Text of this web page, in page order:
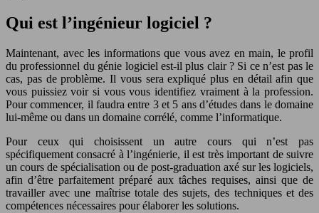
Qui est l’ingénieur logiciel ?
Maintenant, avec les informations que vous avez en main, le profil
du professionnel du génie logiciel est-il plus clair ? Si ce n’est pas le
cas, pas de problème. Il vous sera expliqué plus en détail afin que
vous puissiez voir si vous vous identifiez vraiment à la profession.
Pour commencer, il faudra entre 3 et 5 ans d’études dans le domaine
lui-même ou dans un domaine corrélé, comme l’informatique.
Pour ceux qui choisissent un autre cours qui n’est pas
spécifiquement consacré à l’ingénierie, il est très important de suivre
un cours de spécialisation ou de post-graduation axé sur les logiciels,
afin d’être parfaitement préparé aux tâches requises, ainsi que de
travailler avec une maîtrise totale des sujets, des techniques et des
compétences nécessaires pour élaborer les solutions.